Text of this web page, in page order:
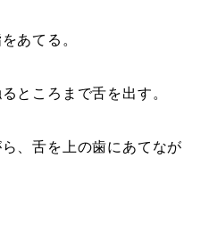
あてる。
ところまで舌を出す。
、舌を上の歯にあてなが